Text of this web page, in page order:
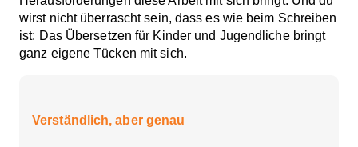
wirst nicht überrascht sein, dass es wie beim Schreiben
ist: Das Übersetzen für Kinder und Jugendliche bringt
ganz eigene Tücken mit sich.
Verständlich, aber genau